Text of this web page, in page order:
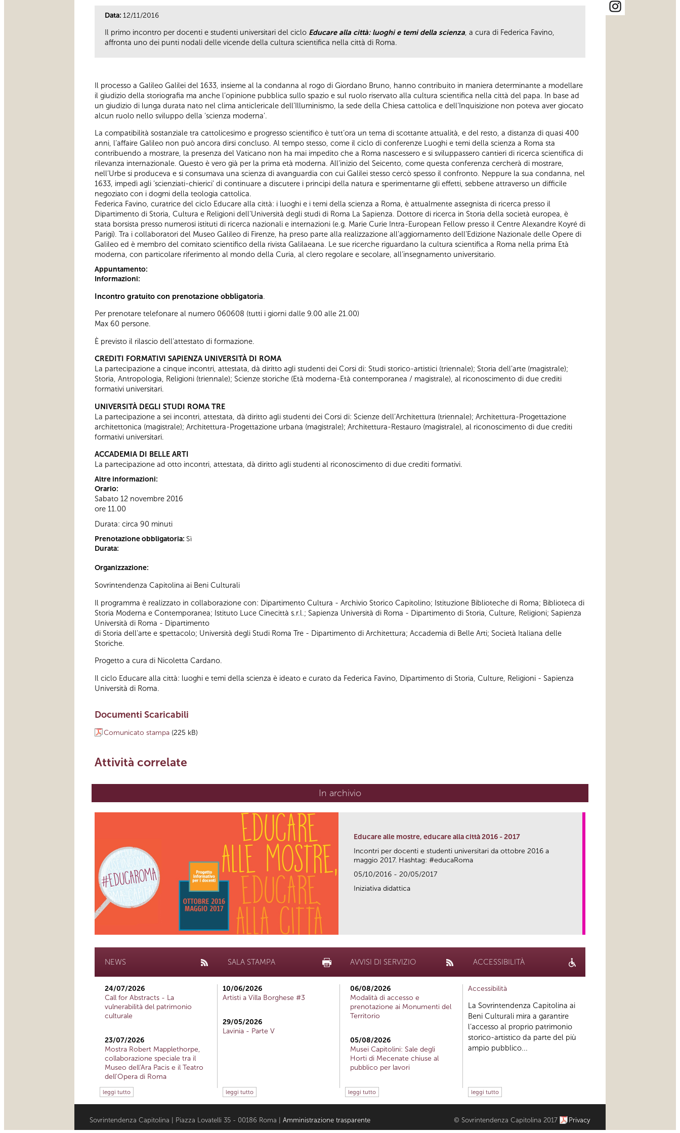
Data: 12/11/2016
Il primo incontro per docenti e studenti universitari del ciclo Educare alla città: luoghi e temi della scienza, a cura di Federica Favino,
affronta uno dei punti nodali delle vicende della cultura scientifica nella città di Roma.
Il processo a Galileo Galilei del 1633, insieme al la condanna al rogo di Giordano Bruno, hanno contribuito in maniera determinante a modellare
il giudizio della storiografia ma anche l’opinione pubblica sullo spazio e sul ruolo riservato alla cultura scientifica nella città del papa. In base ad
un giudizio di lunga durata nato nel clima anticlericale dell’Illuminismo, la sede della Chiesa cattolica e dell’Inquisizione non poteva aver giocato
alcun ruolo nello sviluppo della ‘scienza moderna’.
La compatibilità sostanziale tra cattolicesimo e progresso scientifico è tutt’ora un tema di scottante attualità, e del resto, a distanza di quasi 400
anni, l’affaire Galileo non può ancora dirsi concluso. Al tempo stesso, come il ciclo di conferenze Luoghi e temi della scienza a Roma sta
contribuendo a mostrare, la presenza del Vaticano non ha mai impedito che a Roma nascessero e si sviluppassero cantieri di ricerca scientifica di
rilevanza internazionale. Questo è vero già per la prima età moderna. All’inizio del Seicento, come questa conferenza cercherà di mostrare,
nell’Urbe si produceva e si consumava una scienza di avanguardia con cui Galilei stesso cercò spesso il confronto. Neppure la sua condanna, nel
1633, impedì agli ‘scienziati-chierici’ di continuare a discutere i principi della natura e sperimentarne gli effetti, sebbene attraverso un difficile
negoziato con i dogmi della teologia cattolica.
Federica Favino, curatrice del ciclo Educare alla città: i luoghi e i temi della scienza a Roma, è attualmente assegnista di ricerca presso il
Dipartimento di Storia, Cultura e Religioni dell’Università degli studi di Roma La Sapienza. Dottore di ricerca in Storia della società europea, è
stata borsista presso numerosi istituti di ricerca nazionali e internazioni (e.g. Marie Curie Intra-European Fellow presso il Centre Alexandre Koyré di
Parigi). Tra i collaboratori del Museo Galileo di Firenze, ha preso parte alla realizzazione all’aggiornamento dell’Edizione Nazionale delle Opere di
Galileo ed è membro del comitato scientifico della rivista Galilaeana. Le sue ricerche riguardano la cultura scientifica a Roma nella prima Età
moderna, con particolare riferimento al mondo della Curia, al clero regolare e secolare, all’insegnamento universitario.
Appuntamento:
Informazioni:
Incontro gratuito con prenotazione obbligatoria.
Per prenotare telefonare al numero 060608 (tutti i giorni dalle 9.00 alle 21.00)
Max 60 persone.
È previsto il rilascio dell’attestato di formazione.
CREDITI FORMATIVI SAPIENZA UNIVERSITÀ DI ROMA
La partecipazione a cinque incontri, attestata, dà diritto agli studenti dei Corsi di: Studi storico-artistici (triennale); Storia dell’arte (magistrale);
Storia, Antropologia, Religioni (triennale); Scienze storiche (Età moderna-Età contemporanea / magistrale), al riconoscimento di due crediti
formativi universitari.
UNIVERSITÀ DEGLI STUDI ROMA TRE
La partecipazione a sei incontri, attestata, dà diritto agli studenti dei Corsi di: Scienze dell’Architettura (triennale); Architettura-Progettazione
architettonica (magistrale); Architettura-Progettazione urbana (magistrale); Architettura-Restauro (magistrale), al riconoscimento di due crediti
formativi universitari.
ACCADEMIA DI BELLE ARTI
La partecipazione ad otto incontri, attestata, dà diritto agli studenti al riconoscimento di due crediti formativi.
Altre informazioni:
Orario:
Sabato 12 novembre 2016
ore 11.00
Durata: circa 90 minuti
Prenotazione obbligatoria: Sì
Durata:
Organizzazione:
Sovrintendenza Capitolina ai Beni Culturali
Il programma è realizzato in collaborazione con: Dipartimento Cultura - Archivio Storico Capitolino; Istituzione Biblioteche di Roma; Biblioteca di
Storia Moderna e Contemporanea; Istituto Luce Cinecittà s.r.l.; Sapienza Università di Roma - Dipartimento di Storia, Culture, Religioni; Sapienza
Università di Roma - Dipartimento
di Storia dell'arte e spettacolo; Università degli Studi Roma Tre - Dipartimento di Architettura; Accademia di Belle Arti; Società Italiana delle
Storiche.
Progetto a cura di Nicoletta Cardano.
Il ciclo Educare alla città: luoghi e temi della scienza è ideato e curato da Federica Favino, Dipartimento di Storia, Culture, Religioni - Sapienza
Università di Roma.
Documenti Scaricabili
Comunicato stampa (225 kB)
Attività correlate
In archivio
Educare alle mostre, educare alla città 2016 - 2017
Incontri per docenti e studenti universitari da ottobre 2016 a
maggio 2017. Hashtag: #educaRoma
05/10/2016 - 20/05/2017
Iniziativa didattica
NEWS
24/07/2026
Call for Abstracts - La
vulnerabilità del patrimonio
culturale
23/07/2026
Mostra Robert Mapplethorpe,
collaborazione speciale tra il
Museo dell'Ara Pacis e il Teatro
dell'Opera di Roma
leggi tutto
SALA STAMPA
10/06/2026
Artisti a Villa Borghese #3
29/05/2026
Lavinia - Parte V
leggi tutto
AVVISI DI SERVIZIO
06/08/2026
Modalità di accesso e
prenotazione ai Monumenti del
Territorio
05/08/2026
Musei Capitolini: Sale degli
Horti di Mecenate chiuse al
pubblico per lavori
leggi tutto
ACCESSIBILITÀ
Accessibilità
La Sovrintendenza Capitolina ai
Beni Culturali mira a garantire
l’accesso al proprio patrimonio
storico-artistico da parte del più
ampio pubblico...
leggi tutto
Sovrintendenza Capitolina | Piazza Lovatelli 35 - 00186 Roma | Amministrazione trasparente © Sovrintendenza Capitolina 2017 Privacy